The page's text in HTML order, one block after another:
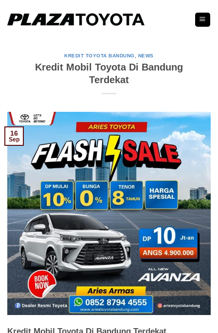
content
KREDIT TOYOTA BANDUNG NEWS
Kredit Mobil Toyota Di Bandung
Terdekat
16
Sep
Kredit Mobil Toyota Di Bandung Terdekat